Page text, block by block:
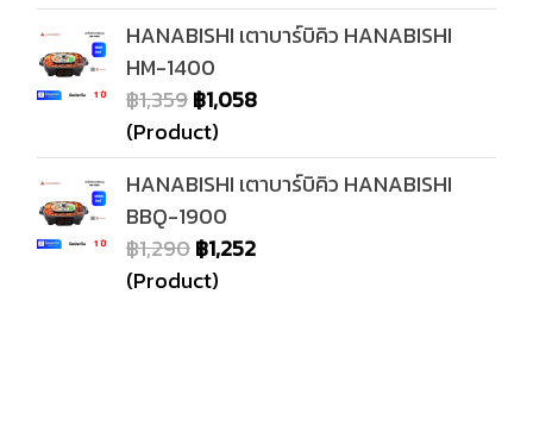
HANABISHI เตาบาร์บิคิว HANABISHI
HM-1400
฿1,359฿1,058
(Product)
HANABISHI เตาบาร์บิคิว HANABISHI
BBQ-1900
฿1,290฿1,252
(Product)